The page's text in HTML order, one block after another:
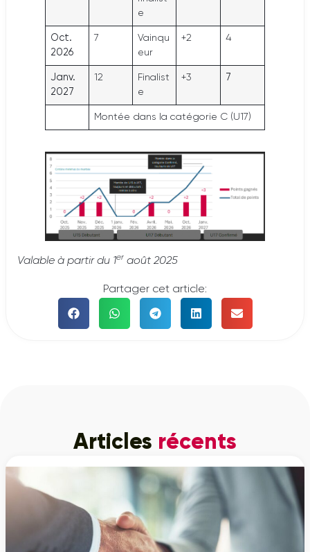
e
Oct.
2026
7
Vainqu
eur
+2 4
Janv.
2027
12
Finalist
e
+3 7
Montée dans la catégorie C (U17)
Valable à partir du 1er août 2025
Partager cet article:
Articles récents